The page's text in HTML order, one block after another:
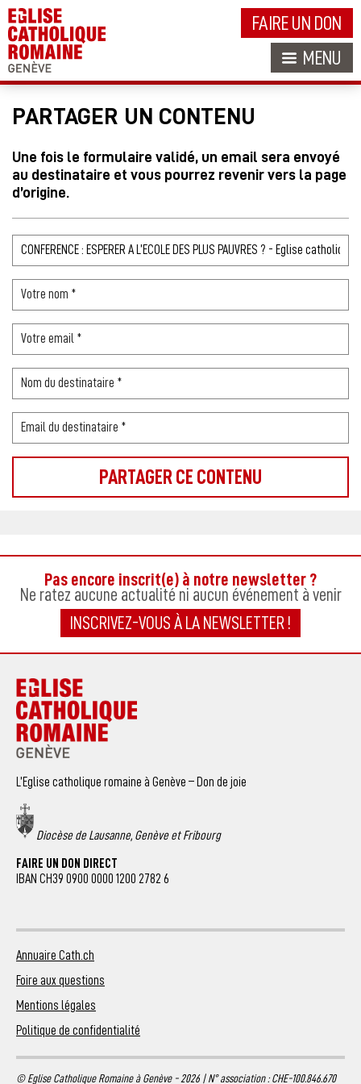
FAIRE UN DON
MENU
PARTAGER UN CONTENU
Une fois le formulaire validé, un email sera envoyé
au destinataire et vous pourrez revenir vers la page
d’origine.
Pas encore inscrit(e) à notre newsletter ?
Ne ratez aucune actualité ni aucun événement à venir
INSCRIVEZ-VOUS À LA NEWSLETTER !
L’Eglise catholique romaine à Genève – Don de joie
Diocèse de Lausanne, Genève et Fribourg
FAIRE UN DON DIRECT
IBAN CH39 0900 0000 1200 2782 6
Annuaire Cath.ch
Foire aux questions
Mentions légales
Politique de confidentialité
© Eglise Catholique Romaine à Genève - 2026 | N° association : CHE-100.846.670